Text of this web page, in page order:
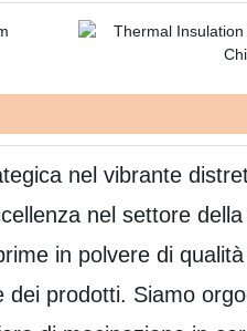
nel vibrante
nel settore
in polvere di
prodotti. Siamo